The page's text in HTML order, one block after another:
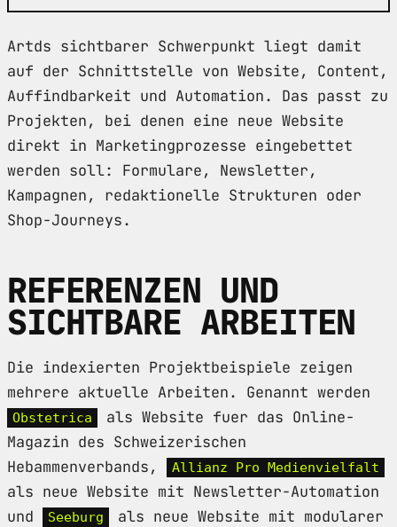
Artds sichtbarer Schwerpunkt liegt damit
auf der Schnittstelle von Website, Content,
Auffindbarkeit und Automation. Das passt zu
Projekten, bei denen eine neue Website
direkt in Marketingprozesse eingebettet
werden soll: Formulare, Newsletter,
Kampagnen, redaktionelle Strukturen oder
Shop-Journeys.
REFERENZEN UND
SICHTBARE ARBEITEN
Die indexierten Projektbeispiele zeigen
mehrere aktuelle Arbeiten. Genannt werden
Obstetrica
als Website fuer das Online-
Magazin des Schweizerischen
Hebammenverbands,
Allianz Pro Medienvielfalt
als neue Website mit Newsletter-Automation
und
Seeburg
als neue Website mit modularer